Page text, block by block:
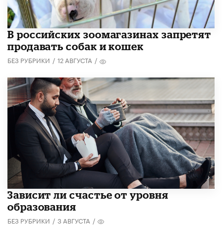
В российских зоомагазинах запретят
продавать собак и кошек
БЕЗ РУБРИКИ / 12 АВГУСТА /
Зависит ли счастье от уровня
образования
БЕЗ РУБРИКИ / 3 АВГУСТА /